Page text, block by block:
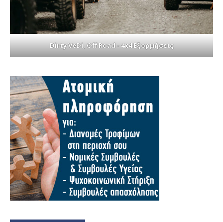
Dirty VeDi, Off Road - 4x4 Εξορμήσεις